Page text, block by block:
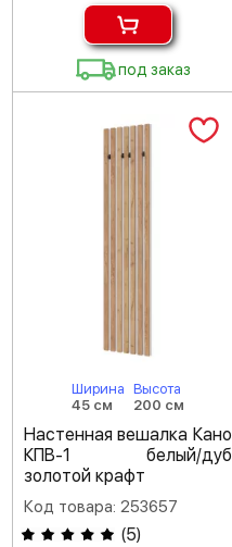
под заказ
Ширина
45 см
Высота
200 см
Настенная вешалка Кано
КПВ-1 белый/дуб
золотой крафт
Код товара: 253657
(5)